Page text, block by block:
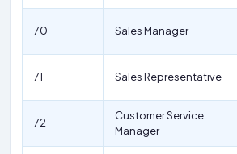
70 Sales Manager
71 Sales Representative
72
Customer Service
Manager